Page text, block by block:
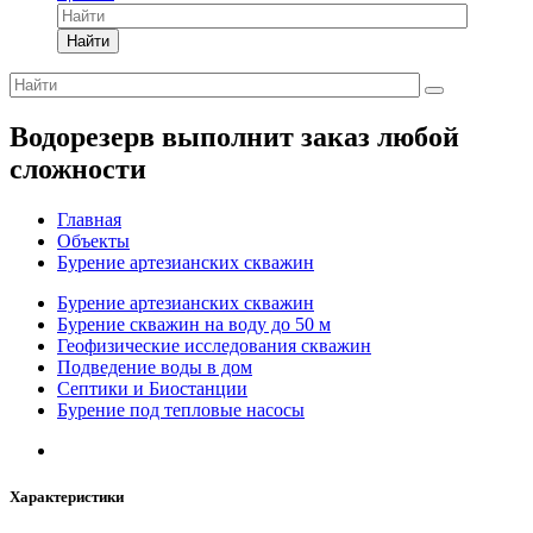
Найти
Водорезерв выполнит заказ любой
сложности
Главная
Объекты
Бурение артезианских скважин
Бурение артезианских скважин
Бурение скважин на воду до 50 м
Геофизические исследования скважин
Подведение воды в дом
Септики и Биостанции
Бурение под тепловые насосы
Характеристики